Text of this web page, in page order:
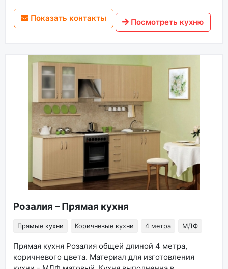
Показать контакты Посмотреть кухню
Розалия – Прямая кухня
Прямые кухни Коричневые кухни 4 метра МДФ
Прямая кухня Розалия общей длиной 4 метра,
коричневого цвета. Материал для изготовления